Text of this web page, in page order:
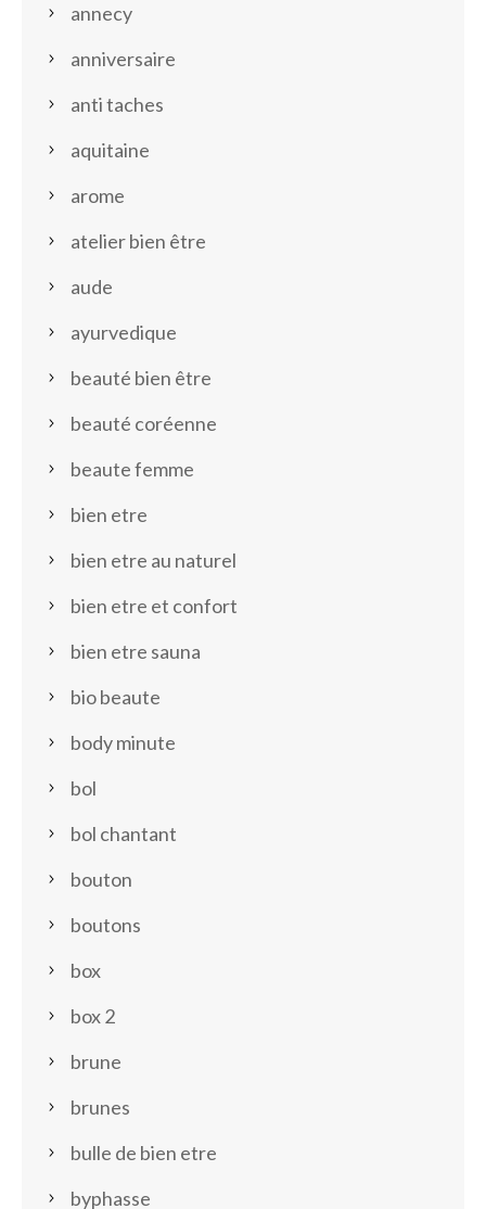
annecy
anniversaire
anti taches
aquitaine
arome
atelier bien être
aude
ayurvedique
beauté bien être
beauté coréenne
beaute femme
bien etre
bien etre au naturel
bien etre et confort
bien etre sauna
bio beaute
body minute
bol
bol chantant
bouton
boutons
box
box 2
brune
brunes
bulle de bien etre
byphasse